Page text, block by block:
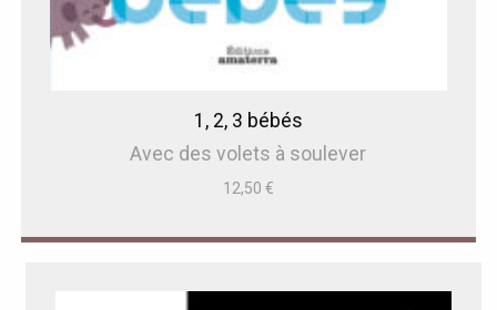
1, 2, 3 bébés
Avec des volets à soulever
12,50 €